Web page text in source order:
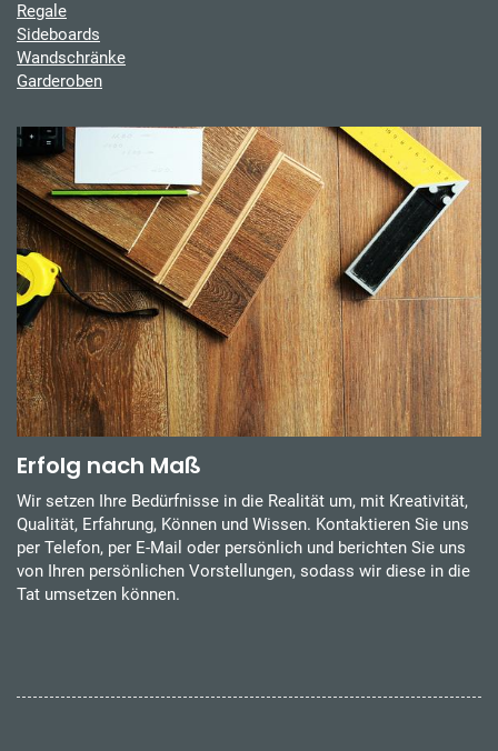
Regale
Sideboards
Wandschränke
Garderoben
Erfolg nach Maß
Wir setzen Ihre Bedürfnisse in die Realität um, mit Kreativität,
Qualität, Erfahrung, Können und Wissen. Kontaktieren Sie uns
per Telefon, per E-Mail oder persönlich und berichten Sie uns
von Ihren persönlichen Vorstellungen, sodass wir diese in die
Tat umsetzen können.